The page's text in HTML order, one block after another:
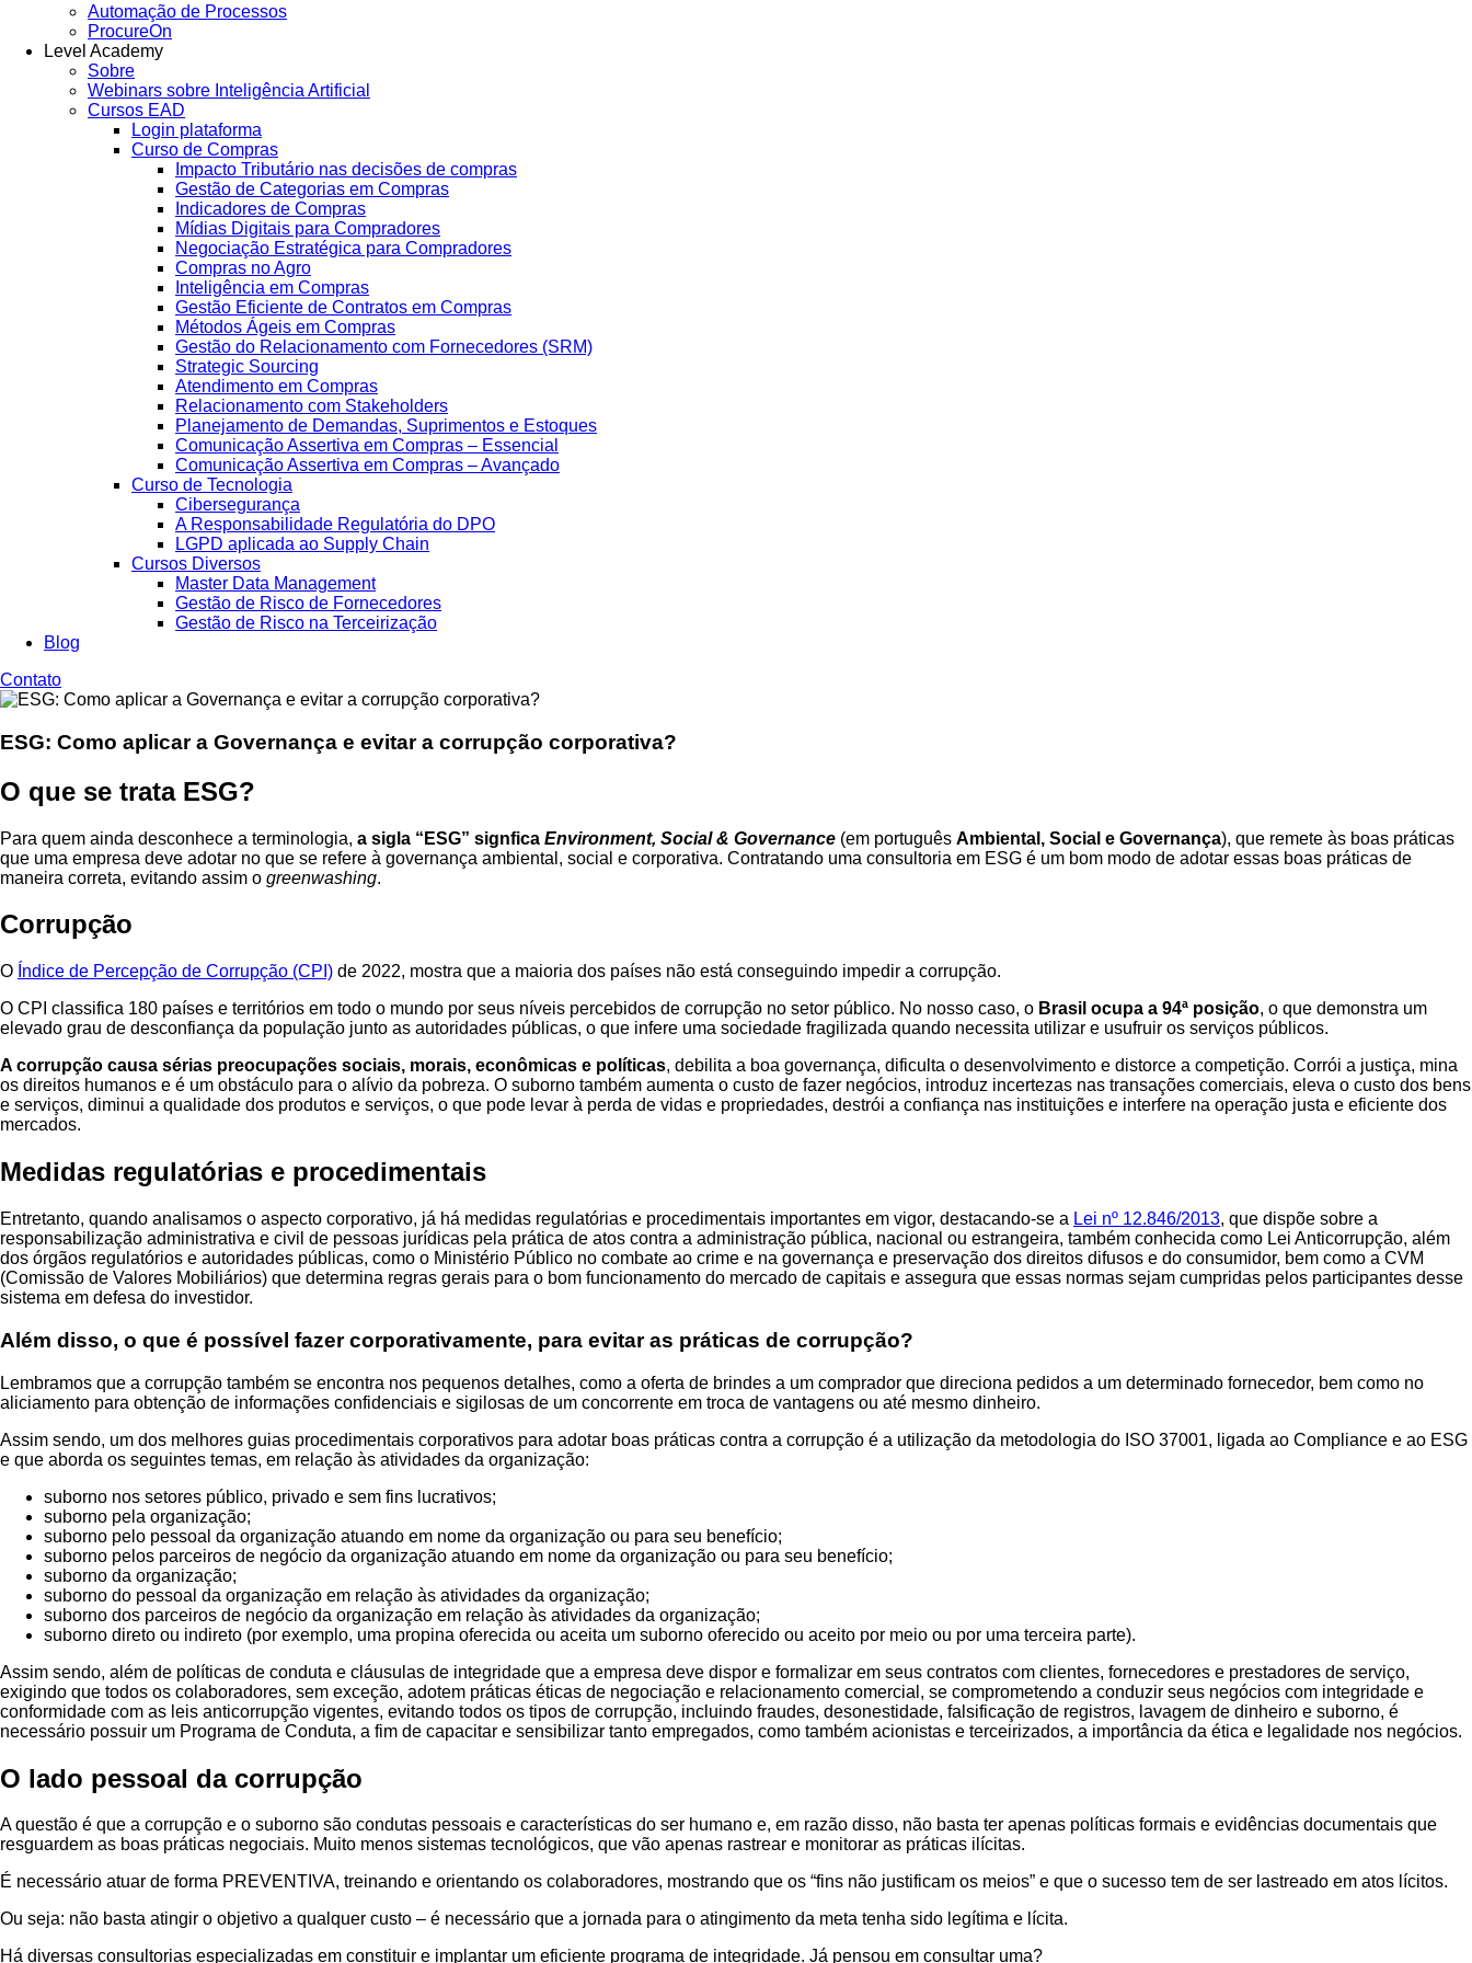
Automação de Processos
ProcureOn
Level Academy
Sobre
Webinars sobre Inteligência Artificial
Cursos EAD
Login plataforma
Curso de Compras
Impacto Tributário nas decisões de compras
Gestão de Categorias em Compras
Indicadores de Compras
Mídias Digitais para Compradores
Negociação Estratégica para Compradores
Compras no Agro
Inteligência em Compras
Gestão Eficiente de Contratos em Compras
Métodos Ágeis em Compras
Gestão do Relacionamento com Fornecedores (SRM)
Strategic Sourcing
Atendimento em Compras
Relacionamento com Stakeholders
Planejamento de Demandas, Suprimentos e Estoques
Comunicação Assertiva em Compras – Essencial
Comunicação Assertiva em Compras – Avançado
Curso de Tecnologia
Cibersegurança
A Responsabilidade Regulatória do DPO
LGPD aplicada ao Supply Chain
Cursos Diversos
Master Data Management
Gestão de Risco de Fornecedores
Gestão de Risco na Terceirização
Blog
Contato
ESG: Como aplicar a Governança e evitar a corrupção corporativa?
O que se trata ESG?
Para quem ainda desconhece a terminologia, a sigla “ESG” signfica Environment, Social & Governance (em português Ambiental, Social e Governança), que remete às boas práticas
que uma empresa deve adotar no que se refere à governança ambiental, social e corporativa. Contratando uma consultoria em ESG é um bom modo de adotar essas boas práticas de
maneira correta, evitando assim o greenwashing.
Corrupção
O Índice de Percepção de Corrupção (CPI) de 2022, mostra que a maioria dos países não está conseguindo impedir a corrupção.
O CPI classifica 180 países e territórios em todo o mundo por seus níveis percebidos de corrupção no setor público. No nosso caso, o Brasil ocupa a 94ª posição, o que demonstra um
elevado grau de desconfiança da população junto as autoridades públicas, o que infere uma sociedade fragilizada quando necessita utilizar e usufruir os serviços públicos.
A corrupção causa sérias preocupações sociais, morais, econômicas e políticas, debilita a boa governança, dificulta o desenvolvimento e distorce a competição. Corrói a justiça, mina
os direitos humanos e é um obstáculo para o alívio da pobreza. O suborno também aumenta o custo de fazer negócios, introduz incertezas nas transações comerciais, eleva o custo dos bens
e serviços, diminui a qualidade dos produtos e serviços, o que pode levar à perda de vidas e propriedades, destrói a confiança nas instituições e interfere na operação justa e eficiente dos
mercados.
Medidas regulatórias e procedimentais
Entretanto, quando analisamos o aspecto corporativo, já há medidas regulatórias e procedimentais importantes em vigor, destacando-se a Lei nº 12.846/2013, que dispõe sobre a
responsabilização administrativa e civil de pessoas jurídicas pela prática de atos contra a administração pública, nacional ou estrangeira, também conhecida como Lei Anticorrupção, além
dos órgãos regulatórios e autoridades públicas, como o Ministério Público no combate ao crime e na governança e preservação dos direitos difusos e do consumidor, bem como a CVM
(Comissão de Valores Mobiliários) que determina regras gerais para o bom funcionamento do mercado de capitais e assegura que essas normas sejam cumpridas pelos participantes desse
sistema em defesa do investidor.
Além disso, o que é possível fazer corporativamente, para evitar as práticas de corrupção?
Lembramos que a corrupção também se encontra nos pequenos detalhes, como a oferta de brindes a um comprador que direciona pedidos a um determinado fornecedor, bem como no
aliciamento para obtenção de informações confidenciais e sigilosas de um concorrente em troca de vantagens ou até mesmo dinheiro.
Assim sendo, um dos melhores guias procedimentais corporativos para adotar boas práticas contra a corrupção é a utilização da metodologia do ISO 37001, ligada ao Compliance e ao ESG
e que aborda os seguintes temas, em relação às atividades da organização:
suborno nos setores público, privado e sem fins lucrativos;
suborno pela organização;
suborno pelo pessoal da organização atuando em nome da organização ou para seu benefício;
suborno pelos parceiros de negócio da organização atuando em nome da organização ou para seu benefício;
suborno da organização;
suborno do pessoal da organização em relação às atividades da organização;
suborno dos parceiros de negócio da organização em relação às atividades da organização;
suborno direto ou indireto (por exemplo, uma propina oferecida ou aceita um suborno oferecido ou aceito por meio ou por uma terceira parte).
Assim sendo, além de políticas de conduta e cláusulas de integridade que a empresa deve dispor e formalizar em seus contratos com clientes, fornecedores e prestadores de serviço,
exigindo que todos os colaboradores, sem exceção, adotem práticas éticas de negociação e relacionamento comercial, se comprometendo a conduzir seus negócios com integridade e
conformidade com as leis anticorrupção vigentes, evitando todos os tipos de corrupção, incluindo fraudes, desonestidade, falsificação de registros, lavagem de dinheiro e suborno, é
necessário possuir um Programa de Conduta, a fim de capacitar e sensibilizar tanto empregados, como também acionistas e terceirizados, a importância da ética e legalidade nos negócios.
O lado pessoal da corrupção
A questão é que a corrupção e o suborno são condutas pessoais e características do ser humano e, em razão disso, não basta ter apenas políticas formais e evidências documentais que
resguardem as boas práticas negociais. Muito menos sistemas tecnológicos, que vão apenas rastrear e monitorar as práticas ilícitas.
É necessário atuar de forma PREVENTIVA, treinando e orientando os colaboradores, mostrando que os “fins não justificam os meios” e que o sucesso tem de ser lastreado em atos lícitos.
Ou seja: não basta atingir o objetivo a qualquer custo – é necessário que a jornada para o atingimento da meta tenha sido legítima e lícita.
Há diversas consultorias especializadas em constituir e implantar um eficiente programa de integridade. Já pensou em consultar uma?